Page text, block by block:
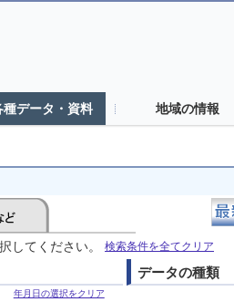
種データ・資料 地域の情報
してください。 検索条件を全てクリア
年月日の選択をクリア
データの種類